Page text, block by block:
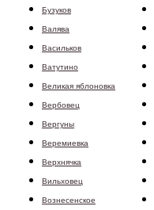
Бузуков
Валява
Васильков
Ватутино
Великая яблоновка
Вербовец
Вергуны
Веремиевка
Верхнячка
Вильховец
Вознесенское